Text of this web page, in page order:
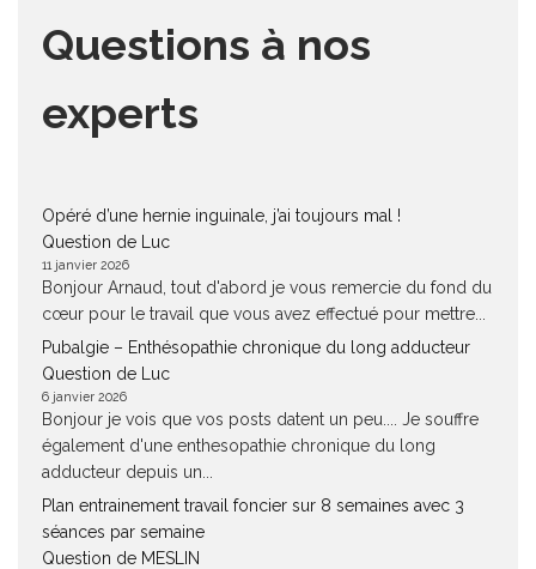
Questions à nos
experts
Opéré d’une hernie inguinale, j’ai toujours mal !
Question de Luc
11 janvier 2026
Bonjour Arnaud, tout d'abord je vous remercie du fond du
cœur pour le travail que vous avez effectué pour mettre...
Pubalgie – Enthésopathie chronique du long adducteur
Question de Luc
6 janvier 2026
Bonjour je vois que vos posts datent un peu.... Je souffre
également d'une enthesopathie chronique du long
adducteur depuis un...
Plan entrainement travail foncier sur 8 semaines avec 3
séances par semaine
Question de MESLIN